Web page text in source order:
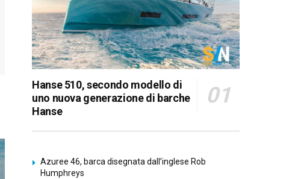
Hanse 510, secondo modello di
uno nuova generazione di barche
Hanse
Azuree 46, barca disegnata dall’inglese Rob
Humphreys